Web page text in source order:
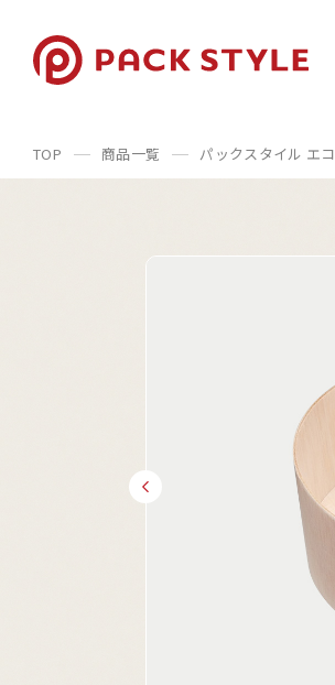
TOP 商品一覧 パックスタイル エコ